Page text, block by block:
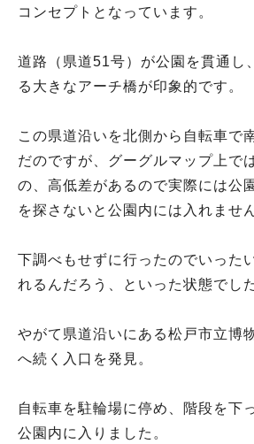
コンセプトとなっています。
道路（県道51号）が公園を貫通し
る大きなアーチ橋が印象的です。
この県道沿いを北側から自転車で
だのですが、グーグルマップ上で
の、高低差があるので実際には公
を探さないと公園内には入れません
下調べもせずに行ったのでいった
れるんだろう、といった状態でした
やがて県道沿いにある松戸市立博
へ続く入口を発見。
自転車を駐輪場に停め、階段を下
公園内に入りました。